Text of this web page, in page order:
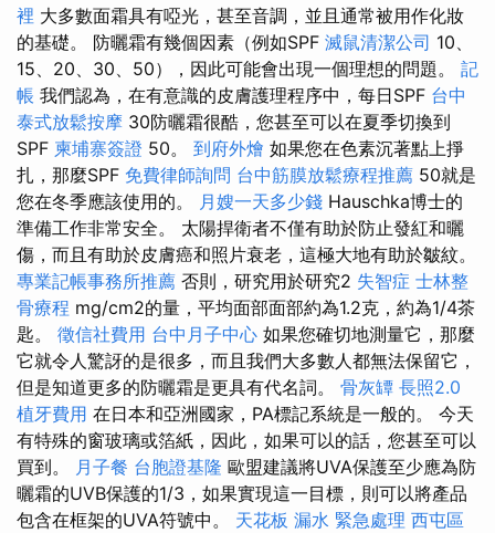
裡 大多數面霜具有啞光，甚至音調，並且通常被用作化妝
的基礎。 防曬霜有幾個因素（例如SPF 滅鼠清潔公司 10、
15、20、30、50），因此可能會出現一個理想的問題。 記
帳 我們認為，在有意識的皮膚護理程序中，每日SPF 台中
泰式放鬆按摩 30防曬霜很酷，您甚至可以在夏季切換到
SPF 柬埔寨簽證 50。 到府外燴 如果您在色素沉著點上掙
扎，那麼SPF 免費律師詢問 台中筋膜放鬆療程推薦 50就是
您在冬季應該使用的。
月嫂一天多少錢 Hauschka博士的
準備工作非常安全。 太陽捍衛者不僅有助於防止發紅和曬
傷，而且有助於皮膚癌和照片衰老，這極大地有助於皺紋。
專業記帳事務所推薦 否則，研究用於研究2 失智症 士林整
骨療程 mg/cm2的量，平均面部面部約為1.2克，約為1/4茶
匙。 徵信社費用 台中月子中心 如果您確切地測量它，那麼
它就令人驚訝的是很多，而且我們大多數人都無法保留它，
但是知道更多的防曬霜是更具有代名詞。 骨灰罈 長照2.0
植牙費用 在日本和亞洲國家，PA標記系統是一般的。 今天
有特殊的窗玻璃或箔紙，因此，如果可以的話，您甚至可以
買到。
月子餐 台胞證基隆 歐盟建議將UVA保護至少應為防
曬霜的UVB保護的1/3，如果實現這一目標，則可以將產品
包含在框架的UVA符號中。 天花板 漏水 緊急處理 西屯區